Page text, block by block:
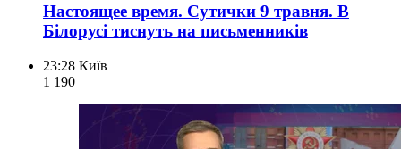
Настоящее время. Сутички 9 травня. В
Білорусі тиснуть на письменників
23:28 Київ
1 190